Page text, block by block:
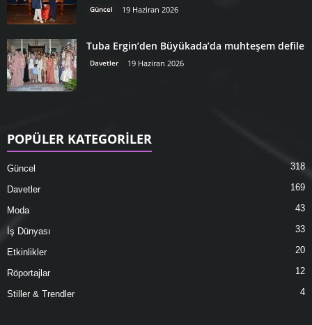
Güncel 19 Haziran 2026
Tuba Ergin’den Büyükada’da muhteşem defile
Davetler 19 Haziran 2026
POPÜLER KATEGORİLER
Güncel 318
Davetler 169
Moda 43
İş Dünyası 33
Etkinlikler 20
Röportajlar 12
Stiller & Trendler 4